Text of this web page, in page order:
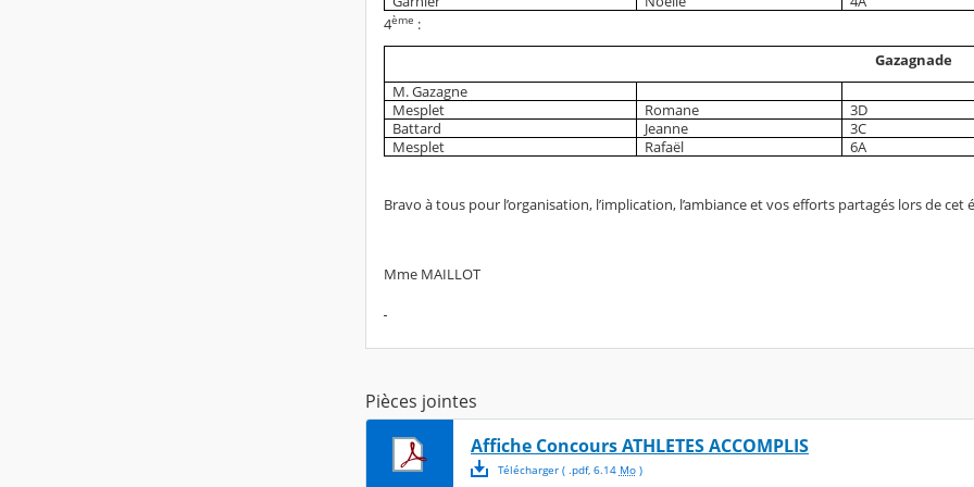
4ème :
Gazagnade
M. Gazagne
Mesplet
Romane
3D
Battard
Jeanne
3C
Mesplet
Rafaël 6A
Bravo à tous pour l’organisation, l’implication, l’ambiance et vos efforts partagés lors de cet
Mme MAILLOT
Pièces jointes
Affiche Concours ATHLETES ACCOMPLIS
Télécharger( .pdf, 6.14 Mo)